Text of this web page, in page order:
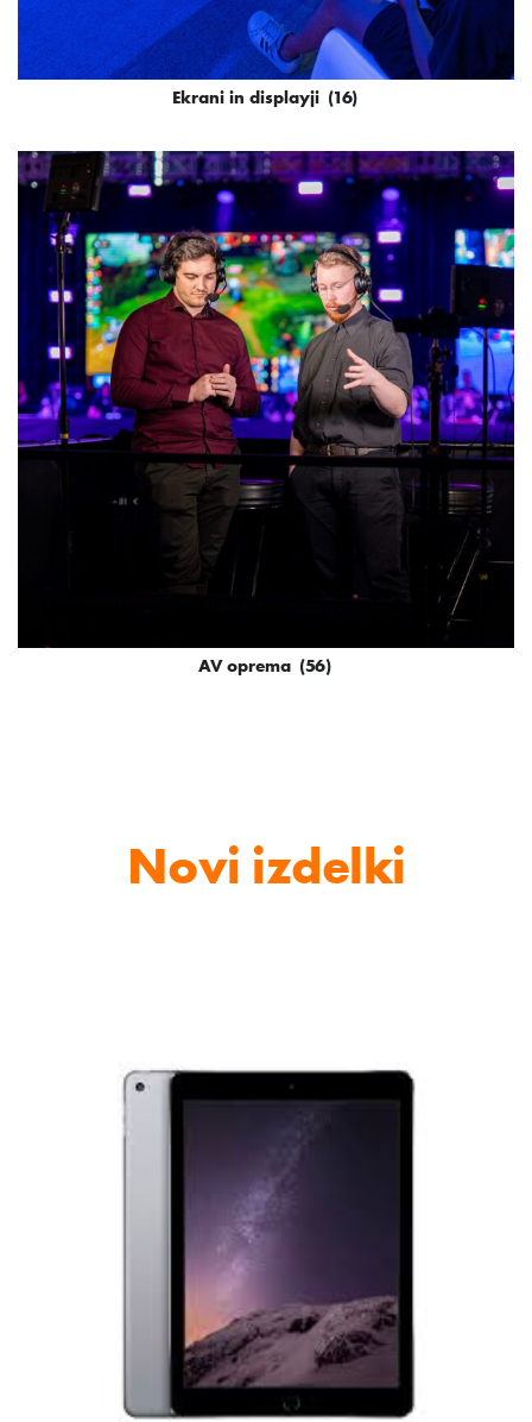
Ekrani in displayji (16)
AV oprema (56)
Novi izdelki